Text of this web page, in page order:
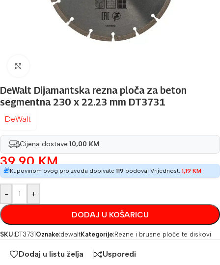
DeWalt Dijamantska rezna ploča za beton
segmentna 230 x 22.23 mm DT3731
DeWalt
Cijena dostave:10,00 KM
39,90KM
🎁Kupovinom ovog proizvoda dobivate 119 bodova! Vrijednost: 1,19 KM
- +
DODAJ U KOŠARICU
SKU:DT3731 Oznake:dewaltKategorije:Rezne i brusne ploče te diskovi
Dodaj u listu želja Usporedi